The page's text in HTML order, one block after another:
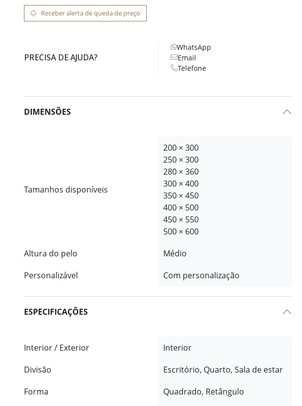
Receber alerta de queda de preço
PRECISA DE AJUDA?
WhatsApp
Email
Telefone
DIMENSÕES
Tamanhos disponíveis
200 × 300
250 × 300
280 × 360
300 × 400
350 × 450
400 × 500
450 × 550
500 × 600
Altura do pelo
Médio
Personalizável
Com personalização
ESPECIFICAÇÕES
Interior / Exterior
Interior
Divisão
Escritório, Quarto, Sala de estar
Forma
Quadrado, Retângulo